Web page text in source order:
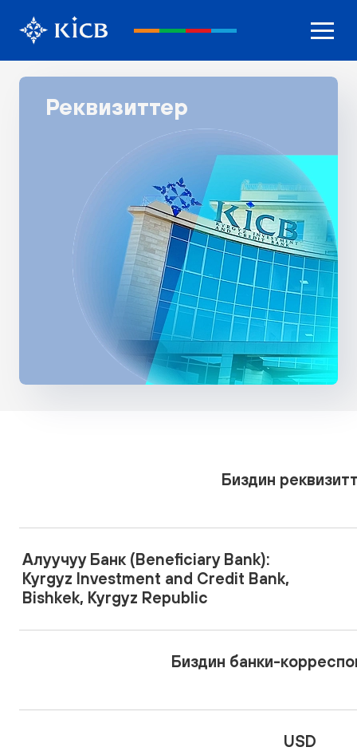
Реквизиттер
Биздин
Алуучуу Банк (Beneficiary Bank):
Kyrgyz Investment and Credit Bank,
Bishkek, Kyrgyz Republic
Биздин банки-
USD